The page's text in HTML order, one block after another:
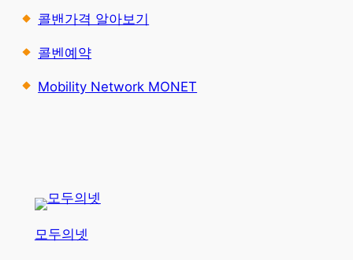
콜밴가격 알아보기
콜벤예약
Mobility Network MONET
모두의넷